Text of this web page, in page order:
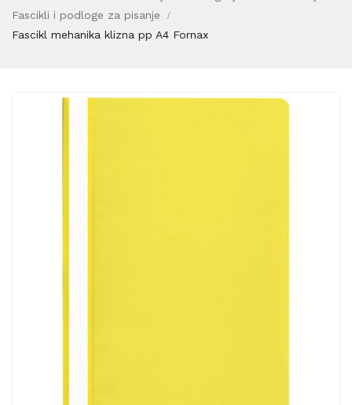
Fascikli i podloge za pisanje
Fascikl mehanika klizna pp A4 Fornax